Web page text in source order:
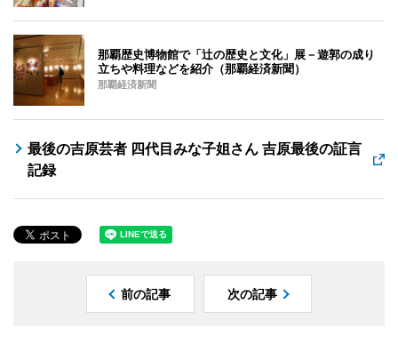
那覇歴史博物館で「辻の歴史と文化」展－遊郭の成り
立ちや料理などを紹介（那覇経済新聞）
那覇経済新聞
最後の吉原芸者 四代目みな子姐さん 吉原最後の証言
記録
前の記事 次の記事